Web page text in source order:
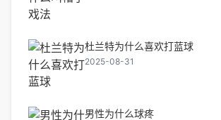
杜兰特为什么喜欢打蓝球
2025-08-31
男性为什么球疼